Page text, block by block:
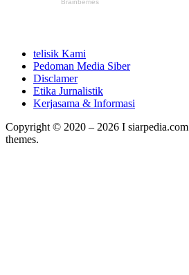
telisik Kami
Pedoman Media Siber
Disclamer
Etika Jurnalistik
Kerjasama & Informasi
Copyright © 2020 – 2026 I siarpedia.com
themes.